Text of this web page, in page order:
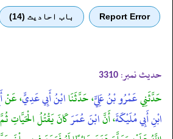
Report Error باب احادیث (14)
حدیث نمبر: 3310
حَدَّثَنِيعَمْرُو بْنُ عَلِيٍّ، حَدَّثَنَاابْنُ أَبِي عَدِيٍّ، عَنْ
ابْنِ أَبِي مُلَيْكَةَ، أَنَّابْنَ عُمَرَكَانَ يَقْتُلُ الْحَيَّاتِ